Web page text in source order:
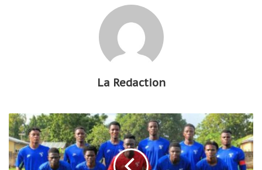
La Redaction